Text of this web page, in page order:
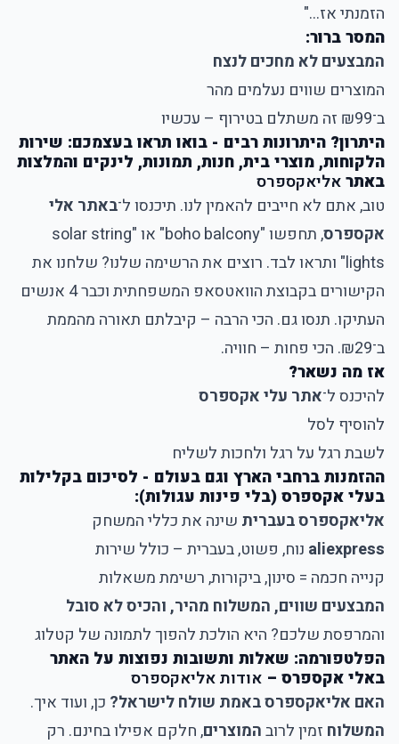
הזמנתי אז..."
המסר ברור:
המבצעים לא מחכים לנצח
המוצרים שווים נעלמים מהר
ב־₪99 זה משתלם בטירוף – עכשיו
היתרון? היתרונות רבים - בואו תראו בעצמכם: שירות
הלקוחות, מוצרי בית, חנות, תמונות, לינקים והמלצות
באתראליאקספרס
טוב, אתם לא חייבים להאמין לנו. תיכנסו ל־באתר אלי
אקספרס
, תחפשו "boho balcony" או "solar string
lights" ותראו לבד. רוצים את הרשימה שלנו? שלחנו את
הקישורים בקבוצת הוואטסאפ המשפחתית וכבר 4 אנשים
העתיקו. תנסו גם. הכי הרבה – קיבלתם תאורה מהממת
ב־₪29. הכי פחות – חוויה.
אז מה נשאר?
להיכנס ל־אתר עלי אקספרס
להוסיף לסל
לשבת רגל על רגל ולחכות לשליח
ההזמנות ברחבי הארץ וגם בעולם - לסיכום בקלילות
בעלי אקספרס (בלי פינות עגולות):
אליאקספרס בעברית שינה את כללי המשחק
aliexpress נוח, פשוט, בעברית – כולל שירות
קנייה חכמה = סינון, ביקורות, רשימת משאלות
המבצעים שווים, המשלוח מהיר, והכיס לא סובל
והמרפסת שלכם? היא הולכת להפוך לתמונה של קטלוג
הפלטפורמה: שאלות ותשובות נפוצות על האתר
באלי אקספרס – אודות אליאקספרס
האם אליאקספרס באמת שולח לישראל? כן, ועוד איך.
המשלוח זמין לרובהמוצרים, חלקם אפילו בחינם. רק